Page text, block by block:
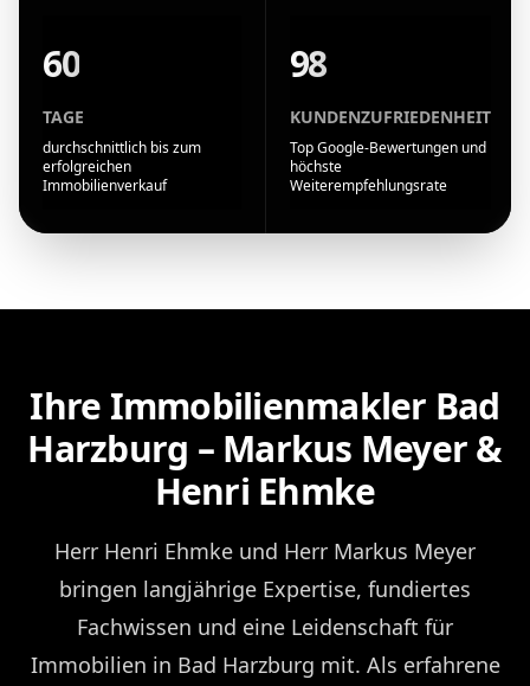
60
TAGE
durchschnittlich bis zum
erfolgreichen
Immobilienverkauf
98
KUNDENZUFRIEDENHEIT
Top Google-Bewertungen und
höchste
Weiterempfehlungsrate
Ihre Immobilienmakler Bad
Harzburg – Markus Meyer &
Henri Ehmke
Herr Henri Ehmke und Herr Markus Meyer
bringen langjährige Expertise, fundiertes
Fachwissen und eine Leidenschaft für
Immobilien in Bad Harzburg mit. Als erfahrene